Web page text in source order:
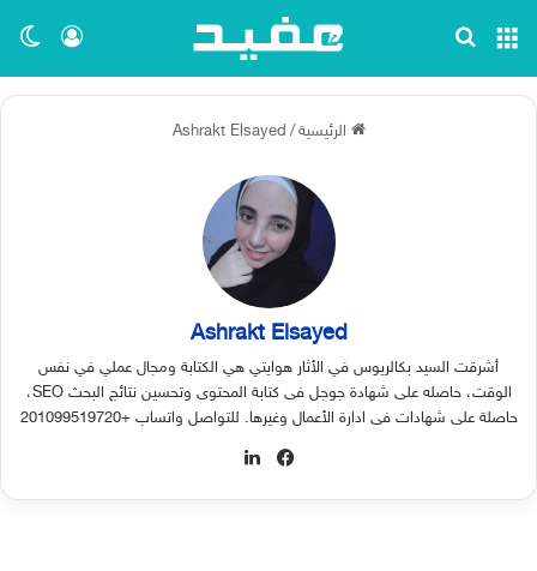
تسجيل القائمة
الرئيسية /
Ashrakt Elsayed
Ashrakt Elsayed
أشرقت السيد بكالريوس في الأثار هوايتي هي الكتابة ومجال عملي في نفس
الوقت، حاصله على شهادة جوجل فى كتابة المحتوى وتحسين نتائج البحث SEO،
حاصلة على شهادات فى ادارة الأعمال وغيرها. للتواصل واتساب +201099519720
فيسبوك